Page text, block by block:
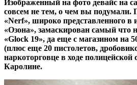
Изображенный на фото девайс на
совсем не тем, о чем вы подумали.
«Nerf», широко представленного в
«Озона», замаскирован самый что
«Glock 19», да еще с магазином на
(плюс еще 20 пистолетов,
наркоторговце в ходе
Каролине.